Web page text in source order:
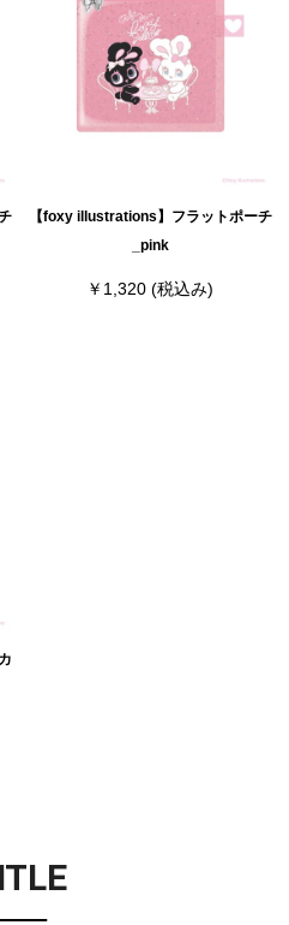
【foxy illustrations】フラットポーチ
_pink
￥1,320(税込み)